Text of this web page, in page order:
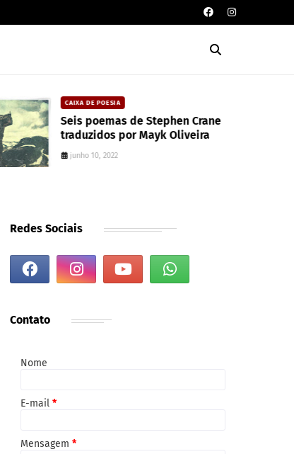
CAIXA DE POESIA
Seis poemas de Stephen Crane
traduzidos por Mayk Oliveira
junho 10, 2022
Redes Sociais
Contato
Nome
E-mail *
Mensagem *